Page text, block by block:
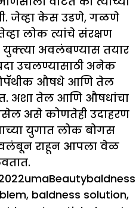
जेव्हा केस उडणे, गळणे
लोक त्यांचे संरक्षण
युक्त्या अवलंबण्यास तयार
उचलण्यासाठी अनेक
औषधे आणि तेल
अशा तेल आणि औषधांचा
असे कोणतेही उदाहरण
युगात लोक बोगस
राहून आपला वेळ
Author
umaCategories
BeautyTags
baldness
, baldness solution,